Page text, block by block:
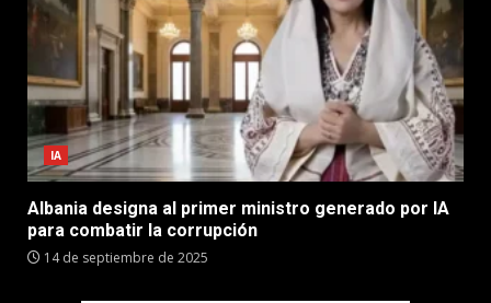
IA
Albania designa al primer ministro generado por IA
para combatir la corrupción
14 de septiembre de 2025